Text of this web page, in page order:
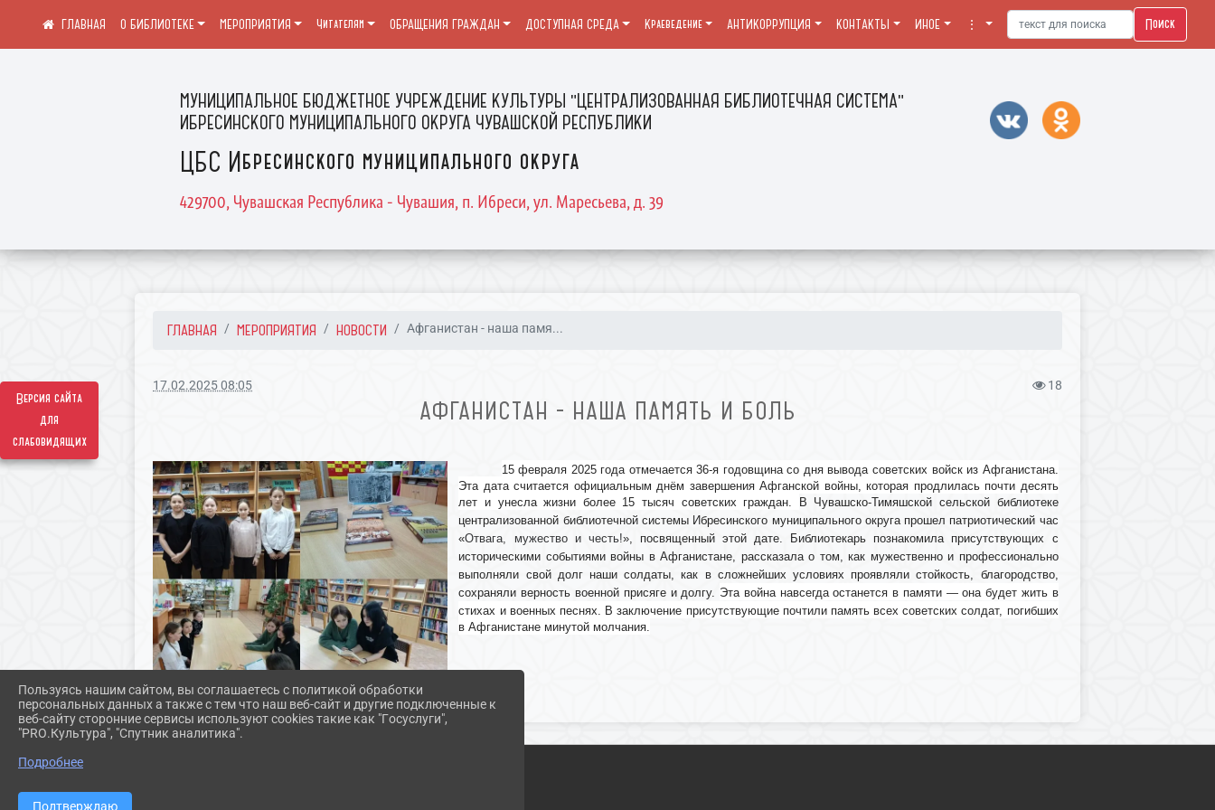
Версия сайта
для
слабовидящих
МУНИЦИПАЛЬНОЕ БЮДЖЕТНОЕ УЧРЕЖДЕНИЕ КУЛЬТУРЫ "ЦЕНТРАЛИЗОВАННАЯ БИБЛИОТЕЧНАЯ СИСТЕМА"
ИБРЕСИНСКОГО МУНИЦИПАЛЬНОГО ОКРУГА ЧУВАШСКОЙ РЕСПУБЛИКИ
ЦБС Ибресинского муниципального округа
429700, Чувашская Республика - Чувашия, п. Ибреси, ул. Маресьева, д. 39
О БИБЛИОТЕКЕ МЕРОПРИЯТИЯ Читателям ОБРАЩЕНИЯ ГРАЖДАН ДОСТУПНАЯ СРЕДА Краеведение АНТИКОРРУПЦИЯ КОНТАКТЫ ИНОЕ ⋮ Поиск
ГЛАВНАЯ МЕРОПРИЯТИЯ НОВОСТИ Афганистан - наша памя...
17.02.2025 08:05 18
АФГАНИСТАН - НАША ПАМЯТЬ И БОЛЬ
15 февраля 2025 года отмечается 36-я годовщина со дня вывода советских войск из Афганистана.
Эта дата считается официальным днём завершения Афганской войны, которая продлилась почти десять
лет и унесла жизни более 15 тысяч советских граждан.
В Чувашско-Тимяшской сельской библиотеке
централизованной библиотечной системы Ибресинского муниципального округа прошел патриотический час
«Отвага, мужество и честь!», посвященный этой дате. Библиотекарь познакомила присутствующих с
историческими событиями войны в Афганистане, рассказала о том, как мужественно и профессионально
выполняли свой долг наши солдаты, как в сложнейших условиях проявляли стойкость, благородство,
сохраняли верность военной присяге и долгу. Эта война навсегда останется в памяти — она будет жить в
стихах и военных песнях. В заключение присутствующие почтили память всех советских солдат, погибших
в Афганистане минутой молчания.
Пользуясь нашим сайтом, вы соглашаетесь с политикой обработки
персональных данных а также с тем что наш веб-сайт и другие подключенные к
веб-сайту сторонние сервисы используют cookies такие как "Госуслуги",
"PRO.Культура", "Спутник аналитика".
Подробнее
Подтверждаю